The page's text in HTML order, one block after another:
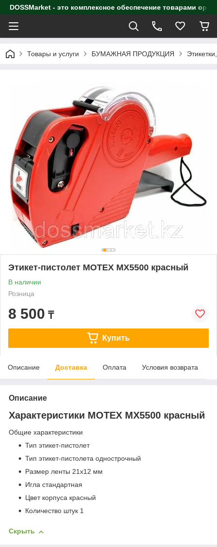
DOSSMarket - это комплексное обеспечение товарами
Товары и услуги БУМАЖНАЯ ПРОДУКЦИЯ
Этикет-пистолет MOTEX MX5500 красный
В наличии
Розница
8 500 ₸
Купить
Описание Доставка Оплата Условия возврата
Описание
Характеристики MOTEX MX5500 красный
Общие характеристики
Тип этикет-пистолет
Тип этикет-пистолета однострочный
Размер ленты 21x12 мм
Игла стандартная
Цвет корпуса красный
Количество штук 1
Скрыть